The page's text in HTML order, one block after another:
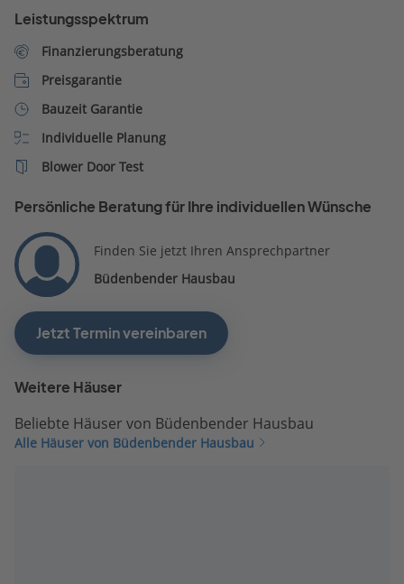
Leistungsspektrum
Finanzierungsberatung
Preisgarantie
Bauzeit Garantie
Individuelle Planung
Blower Door Test
Persönliche Beratung für Ihre individuellen Wünsche
Finden Sie jetzt Ihren Ansprechpartner
Büdenbender Hausbau
Jetzt Termin vereinbaren
Weitere Häuser
Beliebte Häuser von Büdenbender Hausbau
Alle Häuser von Büdenbender Hausbau